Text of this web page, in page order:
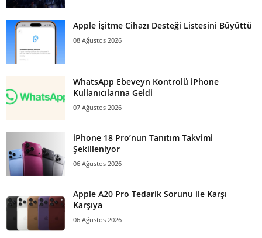
Apple İşitme Cihazı Desteği Listesini Büyüttü
08 Ağustos 2026
WhatsApp Ebeveyn Kontrolü iPhone
Kullanıcılarına Geldi
07 Ağustos 2026
iPhone 18 Pro’nun Tanıtım Takvimi
Şekilleniyor
06 Ağustos 2026
Apple A20 Pro Tedarik Sorunu ile Karşı
Karşıya
06 Ağustos 2026